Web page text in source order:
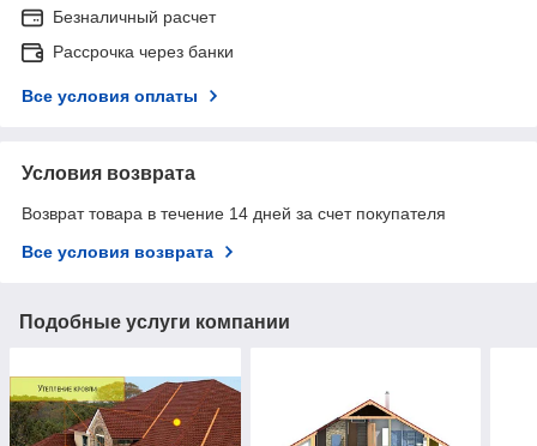
Безналичный расчет
Рассрочка через банки
Все условия оплаты
Условия возврата
Возврат товара в течение 14 дней за счет покупателя
Все условия возврата
Подобные услуги компании